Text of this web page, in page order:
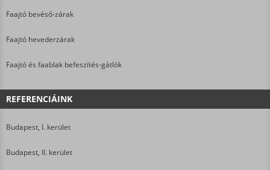
Faajtó bevéső-zárak
Faajtó hevederzárak
Faajtó és faablak befeszítés-gátlók
REFERENCIÁINK
Budapest, I. kerület
Budapest, II. kerület